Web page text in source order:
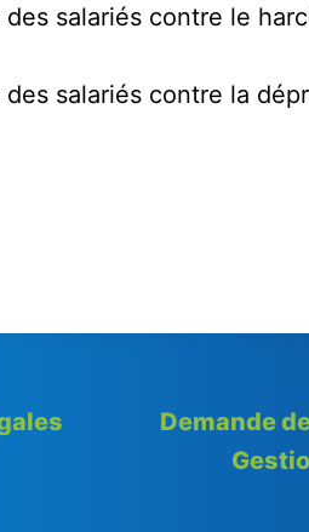
salariés contre le
salariés contre la
Demande